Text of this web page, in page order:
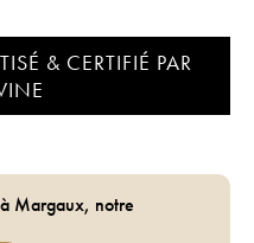
& CERTIFIÉ PAR
Margaux, notre